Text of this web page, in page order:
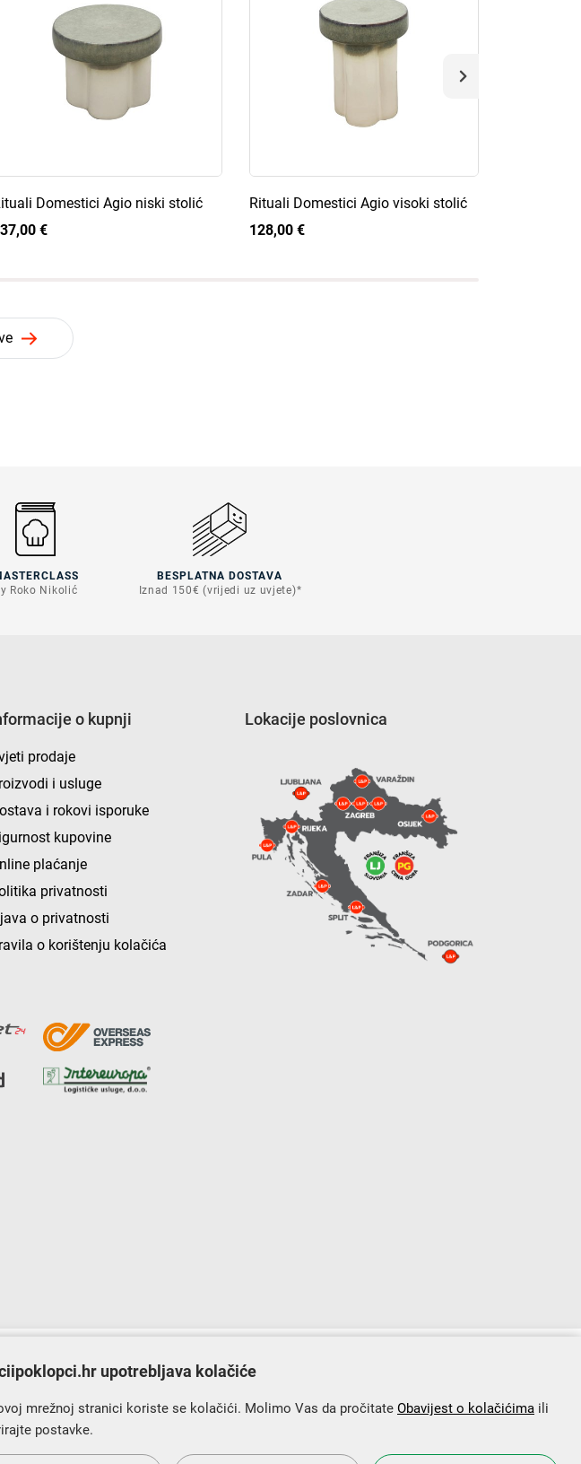
Domestici Agio niski stolić
€
Rituali Domestici Agio visoki stolić
128,00 €
Roko Nikolić
BESPLATNA DOSTAVA
Iznad 150€ (vrijedi uz uvjete)*
o kupnji
prodaje
i usluge
i rokovi isporuke
kupovine
plaćanje
privatnosti
o privatnosti
o korištenju kolačića
Lokacije poslovnica
za regionalni razvoj u sklopu Operativnog programa „Konkurentnost i kohezija”.
od 2014. godine!
upotrebljava kolačiće
mrežnoj stranici koriste se kolačići. Molimo Vas da pročitate Obavijest o kolačićima ili
postavke.